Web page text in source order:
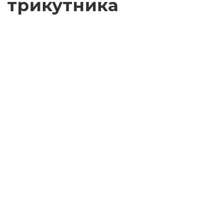
трикутника